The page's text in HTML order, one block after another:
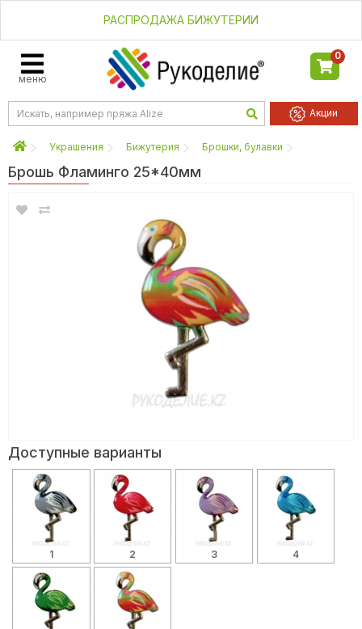
РАСПРОДАЖА БИЖУТЕРИИ
меню
0
Акции
Украшения Бижутерия Брошки, булавки
Брошь Фламинго 25*40мм
Доступные варианты
1 2 3 4